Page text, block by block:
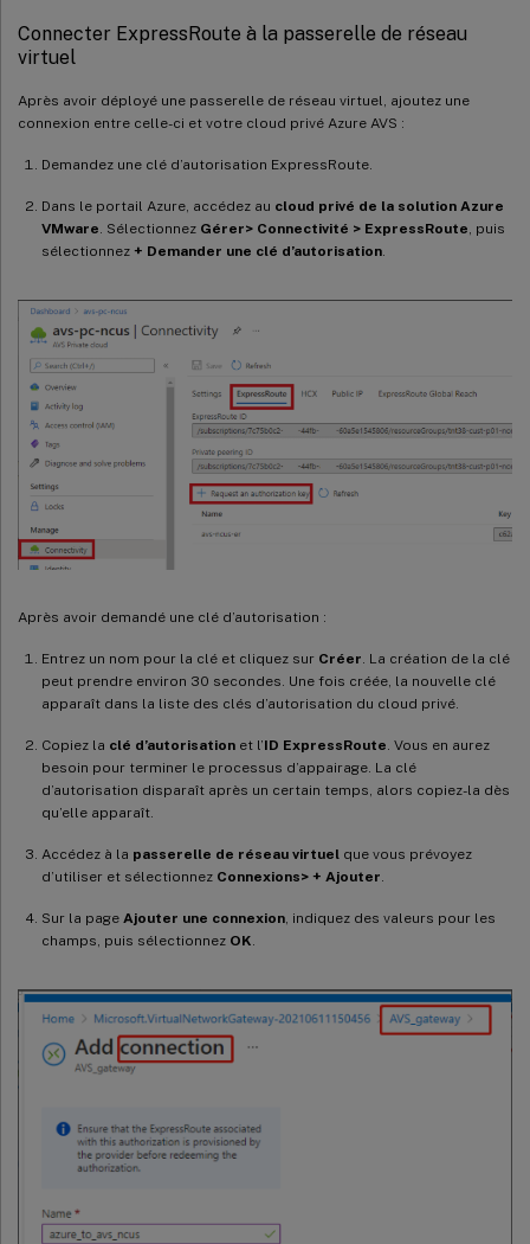
Connecter ExpressRoute à la passerelle de réseau
virtuel
Après avoir déployé une passerelle de réseau virtuel, ajoutez une
connexion entre celle-ci et votre cloud privé Azure AVS :
Demandez une clé d’autorisation ExpressRoute.
Dans le portail Azure, accédez au cloud privé de la solution Azure
VMware. Sélectionnez Gérer> Connectivité > ExpressRoute, puis
sélectionnez + Demander une clé d’autorisation.
Après avoir demandé une clé d’autorisation :
Entrez un nom pour la clé et cliquez sur Créer. La création de la clé
peut prendre environ 30 secondes. Une fois créée, la nouvelle clé
apparaît dans la liste des clés d’autorisation du cloud privé.
Copiez la clé d’autorisation et l’ID ExpressRoute. Vous en aurez
besoin pour terminer le processus d’appairage. La clé
d’autorisation disparaît après un certain temps, alors copiez-la dès
qu’elle apparaît.
Accédez à la passerelle de réseau virtuel que vous prévoyez
d’utiliser et sélectionnez Connexions> + Ajouter.
Sur la page Ajouter une connexion, indiquez des valeurs pour les
champs, puis sélectionnez OK.